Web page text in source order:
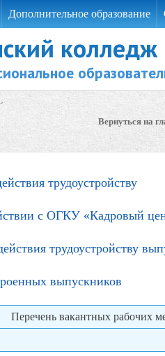
Дополнительное образование
колледж
Вернуться на
трудоустройству
с ОГКУ «Кадровый
трудоустройству
выпускников
Перечень вакантных рабочих